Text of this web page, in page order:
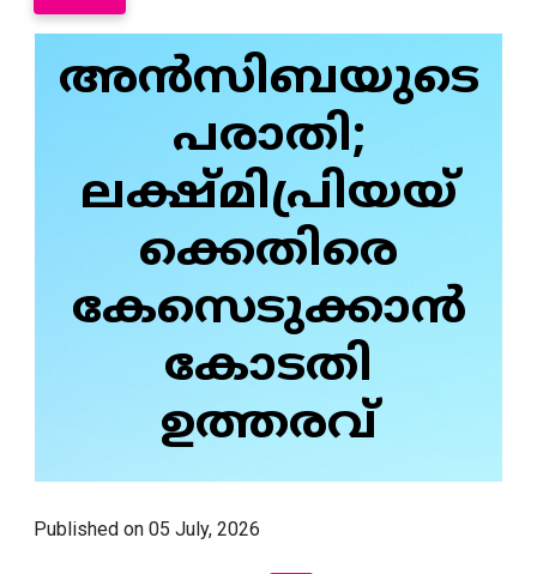
അൻസിബയുടെ
പരാതി;
ലക്ഷ്മിപ്രിയയ്‌
ക്കെതിരെ
കേസെടുക്കാൻ
കോടതി
ഉത്തരവ്
Published on 05 July, 2026